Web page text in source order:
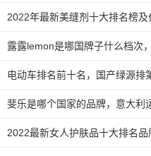
电动车排名前十名，国产绿源排